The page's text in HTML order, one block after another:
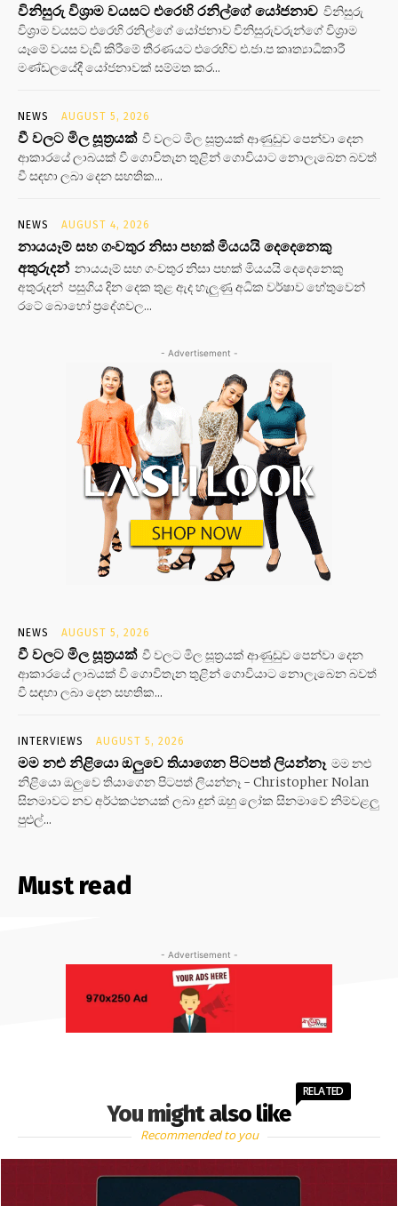
විනිසුරු විශ්‍රාම වයසට එරෙහි රනිල්ගේ යෝජනාව විනිසුරු
විශ්‍රාම වයසට එරෙහි රනිල්ගේ යෝජනාව විනිසුරුවරුන්ගේ විශ්‍රාම
යෑමේ වයස වැඩි කිරීමේ තීරණයට එරෙහිව එ.ජා.ප කෘත්‍යාධිකාරී
මණ්ඩලයේදී යෝජනාවක් සම්මත කර...
NEWS AUGUST 5, 2026
වී වලට මිල සූත්‍රයක් වී වලට මිල සූත්‍රයක් ආණුඩුව පෙන්වා දෙන
ආකාරයේ ලාබයක් වී ගොවිතැන තුළින් ගොවියාට නොලැබෙන බවත්
වී සඳහා ලබා දෙන සහතික...
NEWS AUGUST 4, 2026
නායයෑම් සහ ගංවතුර නිසා පහක් මියයයි දෙදෙනෙකු
අතුරුදන් නායයෑම් සහ ගංවතුර නිසා පහක් මියයයි දෙදෙනෙකු
අතුරුදන් පසුගිය දින දෙක තුළ ඇද හැලුණු අධික වර්ෂාව හේතුවෙන්
රටේ බොහෝ ප්‍රදේශවල...
- Advertisement -
NEWS AUGUST 5, 2026
වී වලට මිල සූත්‍රයක් වී වලට මිල සූත්‍රයක් ආණුඩුව පෙන්වා දෙන
ආකාරයේ ලාබයක් වී ගොවිතැන තුළින් ගොවියාට නොලැබෙන බවත්
වී සඳහා ලබා දෙන සහතික...
INTERVIEWS AUGUST 5, 2026
මම නළු නිළියො ඔලුවෙ තියාගෙන පිටපත් ලියන්නෑ මම නළු
නිළියො ඔලුවෙ තියාගෙන පිටපත් ලියන්නෑ - Christopher Nolan
සිනමාවට නව අර්ථකථනයක් ලබා දුන් ඔහු ලෝක සිනමාවේ නිම්වළලු
පුළුල්...
Must read
- Advertisement -
You might also like
RELATED
Recommended to you